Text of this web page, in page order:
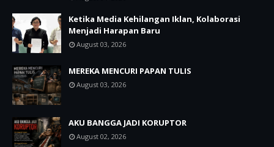
Ketika Media Kehilangan Iklan, Kolaborasi
Menjadi Harapan Baru
August 03, 2026
MEREKA MENCURI PAPAN TULIS
August 03, 2026
AKU BANGGA JADI KORUPTOR
August 02, 2026